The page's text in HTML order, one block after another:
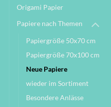
Origami Papier
Papiere nach Themen
Papiergröße 50x70 cm
Papiergröße 70x100 cm
Neue Papiere
wieder im Sortiment
Besondere Anlässe